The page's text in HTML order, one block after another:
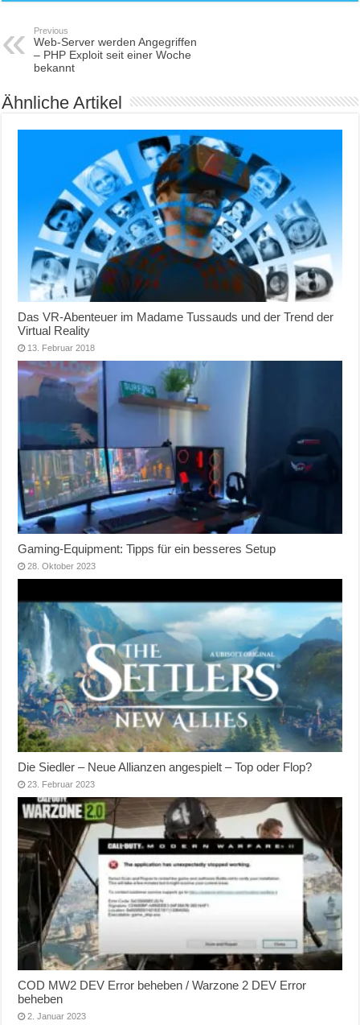
Previous
Web-Server werden Angegriffen
– PHP Exploit seit einer Woche
bekannt
Ähnliche Artikel
Das VR-Abenteuer im Madame Tussauds und der Trend der
Virtual Reality
13. Februar 2018
Gaming-Equipment: Tipps für ein besseres Setup
28. Oktober 2023
Die Siedler – Neue Allianzen angespielt – Top oder Flop?
23. Februar 2023
COD MW2 DEV Error beheben / Warzone 2 DEV Error
beheben
2. Januar 2023